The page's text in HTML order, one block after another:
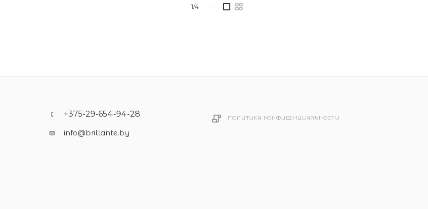
1/4
+375-29-654-94-28
info@brillante.by
ПОЛИТИКА КОНФИДЕНЦИАЛЬНОСТИ